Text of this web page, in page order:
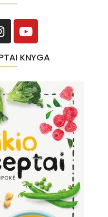
KNYGA